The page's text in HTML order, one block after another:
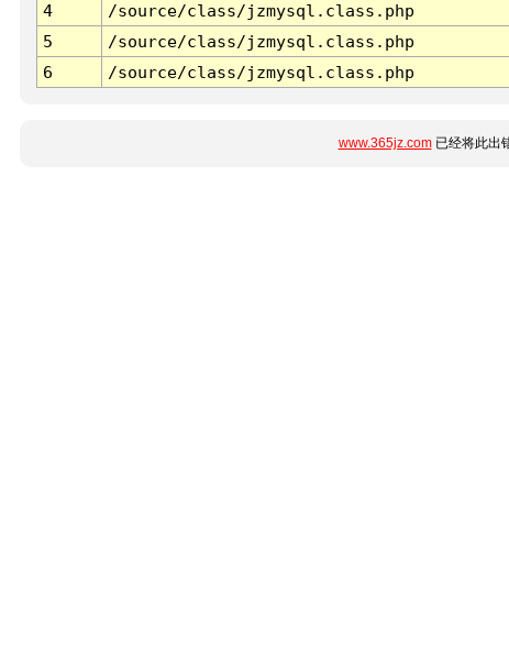
4
/source/class/jzmysql.class.php
5
/source/class/jzmysql.class.php
6
/source/class/jzmysql.class.php
www.365jz.com已经将此出